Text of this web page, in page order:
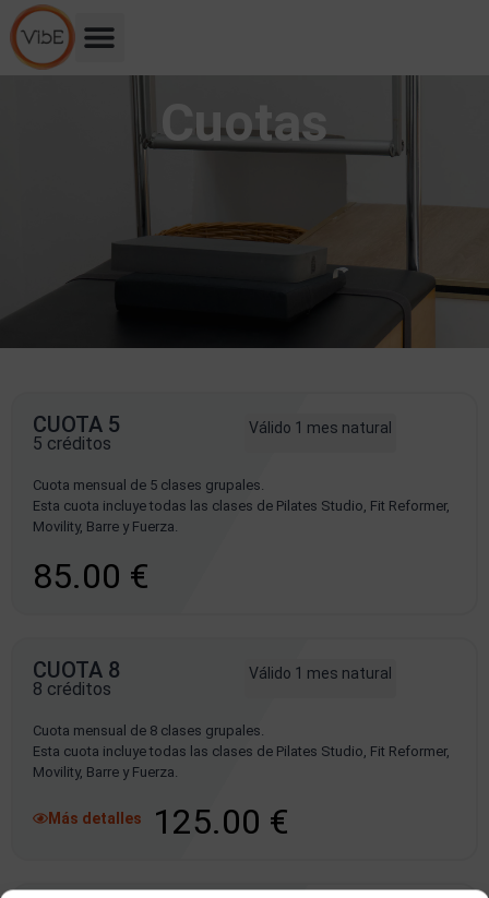
Cuotas
CUOTA 5
5 créditos
Válido 1 mes natural
Cuota mensual de 5 clases grupales.
Esta cuota incluye todas las clases de Pilates Studio, Fit Reformer,
Movility, Barre y Fuerza.
85.00 €
CUOTA 8
8 créditos
Válido 1 mes natural
Cuota mensual de 8 clases grupales.
Esta cuota incluye todas las clases de Pilates Studio, Fit Reformer,
Movility, Barre y Fuerza.
Más detalles 125.00 €